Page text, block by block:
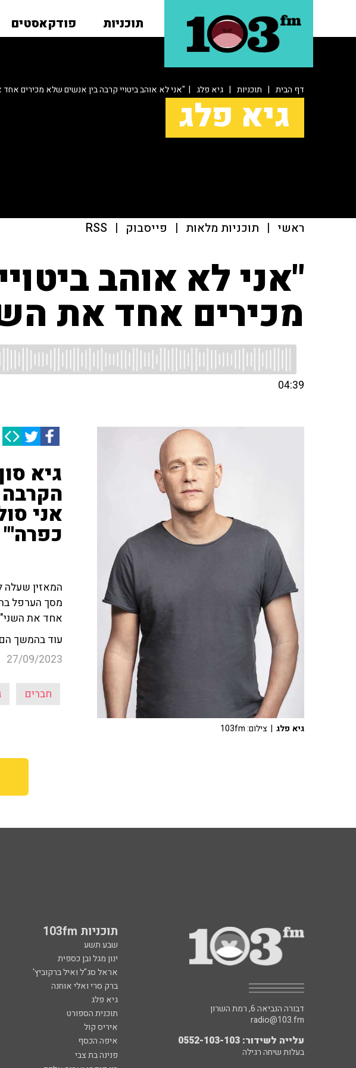
תוכניות פודקאסטים
דף הבית | תוכניות | גיא פלג | "אני לא אוהב ביטויי קרבה בין אנשים שלא מכירים
גיא פלג
ראשי | תוכניות מלאות | פייסבוק |
RSS
"אני לא אוהב
מכירים אחד את
04:39
גיא
אני
כפרה'"
המאזין
מסך הערפל
אחד את
עוד בהמשך
27/09/2023
חברים
גיא פלג | צילום: 103fm
תוכניות 103fm
שבע תשע
ינון מגל ובן כספית
אראל סג"ל ואיל ברקוביץ'
ברק סרי ואלי אוחנה
גיא פלג
תוכנית הספורט
איריס קול
איפה הכסף
פנינה בת צבי
דבורה הנביאה 6, רמת השרון
radio@103.fm
עלייה לשידור: 0552-103-103
בעלות שיחה רגילה